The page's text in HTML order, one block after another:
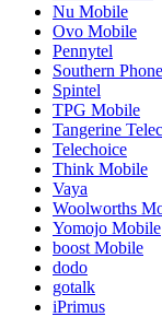
Nu Mobile
Ovo Mobile
Pennytel
Southern Phone
Spintel
TPG Mobile
Tangerine
Telechoice
Think Mobile
Vaya
Woolworths
Yomojo Mobile
boost Mobile
dodo
gotalk
iPrimus